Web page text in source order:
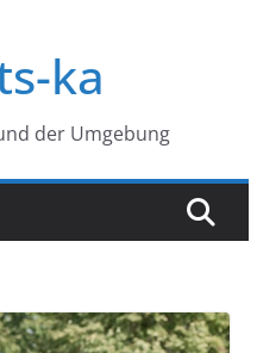
ka
der Umgebung